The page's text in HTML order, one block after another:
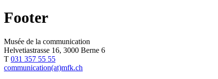
Footer
Musée de la communication
Helvetiastrasse 16, 3000 Berne 6
T 031 357 55 55
communication(at)mfk.ch